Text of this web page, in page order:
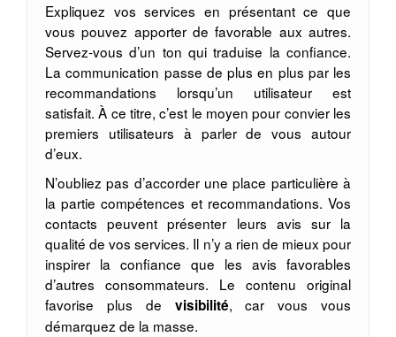
Expliquez vos services en présentant ce que
vous pouvez apporter de favorable aux autres.
Servez-vous d’un ton qui traduise la confiance.
La communication passe de plus en plus par les
recommandations lorsqu’un utilisateur est
satisfait. À ce titre, c’est le moyen pour convier les
premiers utilisateurs à parler de vous autour
d’eux.
N’oubliez pas d’accorder une place particulière à
la partie compétences et recommandations. Vos
contacts peuvent présenter leurs avis sur la
qualité de vos services. Il n’y a rien de mieux pour
inspirer la confiance que les avis favorables
d’autres consommateurs. Le contenu original
favorise plus de visibilité, car vous vous
démarquez de la masse.